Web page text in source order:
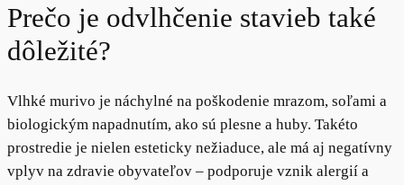
Prečo je odvlhčenie stavieb také
dôležité?
Vlhké murivo je náchylné na poškodenie mrazom, soľami a
biologickým napadnutím, ako sú plesne a huby. Takéto
prostredie je nielen esteticky nežiaduce, ale má aj negatívny
vplyv na zdravie obyvateľov – podporuje vznik alergií a